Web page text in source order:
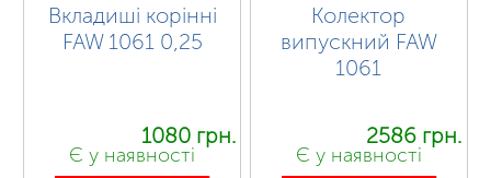
Вкладиші корінні
FAW 1061 0,25
1080 грн.
Є у наявності
Колектор
випускний FAW
1061
2586 грн.
Є у наявності